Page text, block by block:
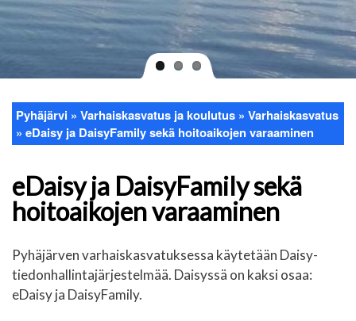
Murupolku
Pyhäjärvi Varhaiskasvatus ja koulutus
Varhaiskasvatus
eDaisy ja DaisyFamily sekä hoitoaikojen varaaminen
eDaisy ja DaisyFamily sekä
hoitoaikojen varaaminen
Pyhäjärven varhaiskasvatuksessa käytetään Daisy-
tiedonhallintajärjestelmää. Daisyssä on kaksi osaa:
eDaisy ja DaisyFamily.